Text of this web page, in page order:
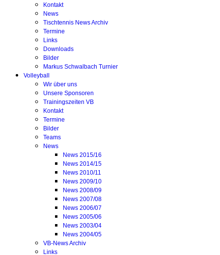
Kontakt
News
Tischtennis News Archiv
Termine
Links
Downloads
Bilder
Markus Schwalbach Turnier
Volleyball
Wir über uns
Unsere Sponsoren
Trainingszeiten VB
Kontakt
Termine
Bilder
Teams
News
News 2015/16
News 2014/15
News 2010/11
News 2009/10
News 2008/09
News 2007/08
News 2006/07
News 2005/06
News 2003/04
News 2004/05
VB-News Archiv
Links